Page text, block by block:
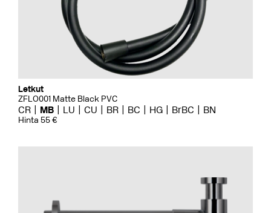
Letkut
ZFLO001 Matte Black PVC
CR MB LU CU BR BC HG BrBC BN
Hinta 55 €